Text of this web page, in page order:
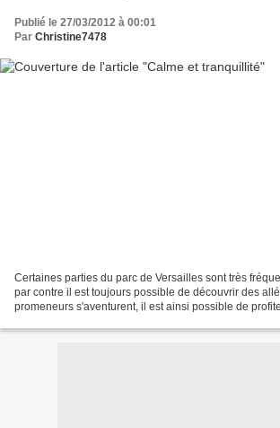
Publié le 27/03/2012 à 00:01
Par Christine7478
Certaines parties du parc de Versailles sont très
par contre il est toujours possible de découvrir des
promeneurs s'aventurent, il est ainsi possible de